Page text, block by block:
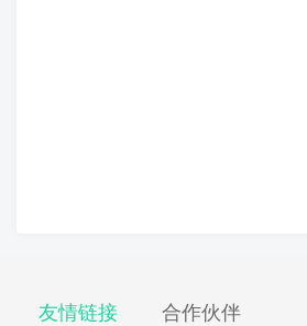
友情链接 合作伙伴